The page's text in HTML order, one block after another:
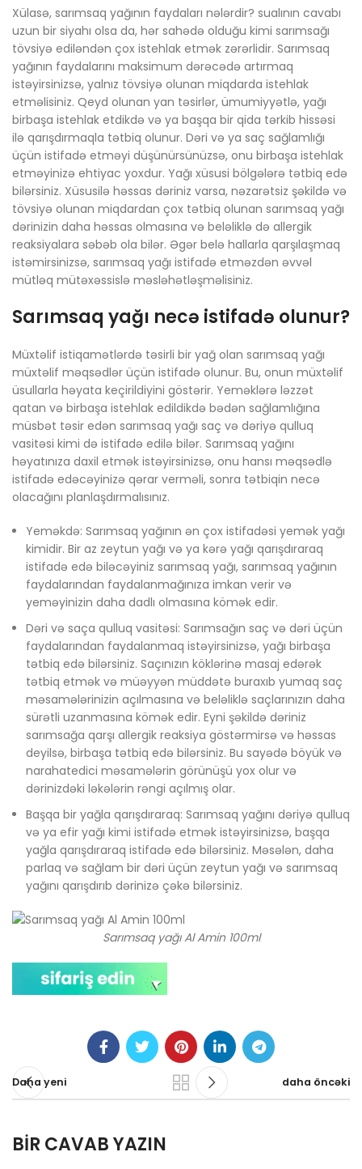
Xülasə, sarımsaq yağının faydaları nələrdir? sualının cavabı
uzun bir siyahı olsa da, hər sahədə olduğu kimi sarımsağı
tövsiyə ediləndən çox istehlak etmək zərərlidir. Sarımsaq
yağının faydalarını maksimum dərəcədə artırmaq
istəyirsinizsə, yalnız tövsiyə olunan miqdarda istehlak
etməlisiniz. Qeyd olunan yan təsirlər, ümumiyyətlə, yağı
birbaşa istehlak etdikdə və ya başqa bir qida tərkib hissəsi
ilə qarışdırmaqla tətbiq olunur. Dəri və ya saç sağlamlığı
üçün istifadə etməyi düşünürsünüzsə, onu birbaşa istehlak
etməyinizə ehtiyac yoxdur. Yağı xüsusi bölgələrə tətbiq edə
bilərsiniz. Xüsusilə həssas dəriniz varsa, nəzarətsiz şəkildə və
tövsiyə olunan miqdardan çox tətbiq olunan sarımsaq yağı
dərinizin daha həssas olmasına və beləliklə də allergik
reaksiyalara səbəb ola bilər. Əgər belə hallarla qarşılaşmaq
istəmirsinizsə, sarımsaq yağı istifadə etməzdən əvvəl
mütləq mütəxəssislə məsləhətləşməlisiniz.
Sarımsaq yağı necə istifadə olunur?
Müxtəlif istiqamətlərdə təsirli bir yağ olan sarımsaq yağı
müxtəlif məqsədlər üçün istifadə olunur. Bu, onun müxtəlif
üsullarla həyata keçirildiyini göstərir. Yeməklərə ləzzət
qatan və birbaşa istehlak edildikdə bədən sağlamlığına
müsbət təsir edən sarımsaq yağı saç və dəriyə qulluq
vasitəsi kimi də istifadə edilə bilər. Sarımsaq yağını
həyatınıza daxil etmək istəyirsinizsə, onu hansı məqsədlə
istifadə edəcəyinizə qərar verməli, sonra tətbiqin necə
olacağını planlaşdırmalısınız.
Yeməkdə: Sarımsaq yağının ən çox istifadəsi yemək yağı
kimidir. Bir az zeytun yağı və ya kərə yağı qarışdıraraq
istifadə edə biləcəyiniz sarımsaq yağı, sarımsaq yağının
faydalarından faydalanmağınıza imkan verir və
yeməyinizin daha dadlı olmasına kömək edir.
Dəri və saça qulluq vasitəsi: Sarımsağın saç və dəri üçün
faydalarından faydalanmaq istəyirsinizsə, yağı birbaşa
tətbiq edə bilərsiniz. Saçınızın köklərinə masaj edərək
tətbiq etmək və müəyyən müddətə buraxıb yumaq saç
məsamələrinizin açılmasına və beləliklə saçlarınızın daha
sürətli uzanmasına kömək edir. Eyni şəkildə dəriniz
sarımsağa qarşı allergik reaksiya göstərmirsə və həssas
deyilsə, birbaşa tətbiq edə bilərsiniz. Bu sayədə böyük və
narahatedici məsamələrin görünüşü yox olur və
dərinizdəki ləkələrin rəngi açılmış olar.
Başqa bir yağla qarışdıraraq: Sarımsaq yağını dəriyə qulluq
və ya efir yağı kimi istifadə etmək istəyirsinizsə, başqa
yağla qarışdıraraq istifadə edə bilərsiniz. Məsələn, daha
parlaq və sağlam bir dəri üçün zeytun yağı və sarımsaq
yağını qarışdırıb dərinizə çəkə bilərsiniz.
Sarımsaq yağı Al Amin 100ml
Daha yeni daha öncəki
BIR CAVAB YAZIN